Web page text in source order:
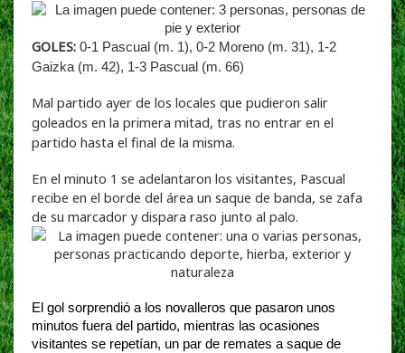
GOLES: 0-1 Pascual (m. 1), 0-2 Moreno (m. 31), 1-2
Gaizka (m. 42), 1-3 Pascual (m. 66)
Mal partido ayer de los locales que pudieron salir
goleados en la primera mitad, tras no entrar en el
partido hasta el final de la misma.
En el minuto 1 se adelantaron los visitantes, Pascual
recibe en el borde del área un saque de banda, se zafa
de su marcador y dispara raso junto al palo.
El gol sorprendió a los novalleros que pasaron unos
minutos fuera del partido, mientras las ocasiones
visitantes se repetían, un par de remates a saque de